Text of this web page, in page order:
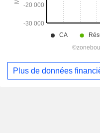
Plus de données